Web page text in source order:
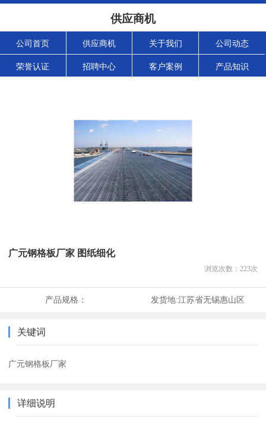
供应商机
公司首页 供应商机 关于我们 公司动态
荣誉认证 招聘中心 客户案例 产品知识
广元钢格板厂家 图纸细化
浏览次数： 223次
产品规格： 发货地:江苏省无锡惠山区
关键词
广元钢格板厂家
详细说明